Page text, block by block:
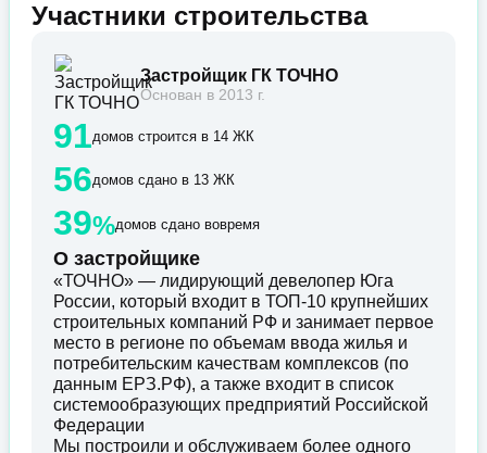
Участники строительства
Застройщик ГК ТОЧНО
Основан в 2013 г.
91домов строится в 14 ЖК
56домов сдано в 13 ЖК
39%домов сдано вовремя
О застройщике
«ТОЧНО» — лидирующий девелопер Юга
России, который входит в ТОП-10 крупнейших
строительных компаний РФ и занимает первое
место в регионе по объемам ввода жилья и
потребительским качествам комплексов (по
данным ЕРЗ.РФ), а также входит в список
системообразующих предприятий Российской
Федерации
Мы построили и обслуживаем более одного